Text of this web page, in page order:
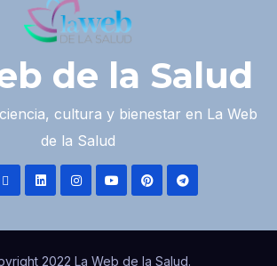
de la Salud
cultura y bienestar en La Web
de la Salud
2022 La Web de la Salud.